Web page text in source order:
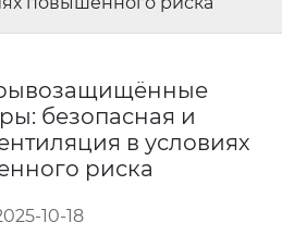
безопасная и
в условиях
риска
10-18